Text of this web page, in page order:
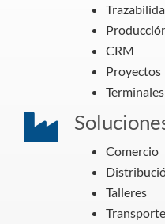
CRM
Proyectos
Comercio
Talleres